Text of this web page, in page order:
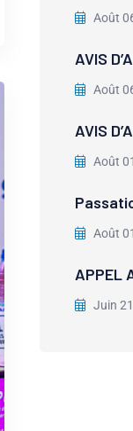
Août
AVIS
Août
AVIS
Août
Août
APPEL
Juin